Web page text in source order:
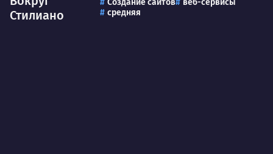
Стилиано
средняя